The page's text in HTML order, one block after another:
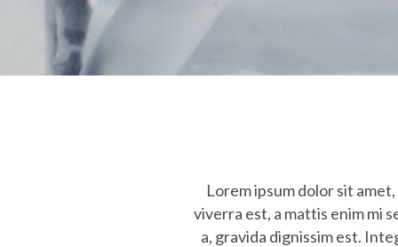
Lorem ipsum dolor sit
viverra est, a mattis enim mi
a, gravida dignissim est.